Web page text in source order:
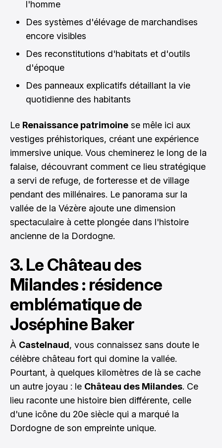
l'homme
Des systèmes d'élévage de marchandises
encore visibles
Des reconstitutions d'habitats et d'outils
d'époque
Des panneaux explicatifs détaillant la vie
quotidienne des habitants
Le Renaissance patrimoine se mêle ici aux
vestiges préhistoriques, créant une expérience
immersive unique. Vous cheminerez le long de la
falaise, découvrant comment ce lieu stratégique
a servi de refuge, de forteresse et de village
pendant des millénaires. Le panorama sur la
vallée de la Vézère ajoute une dimension
spectaculaire à cette plongée dans l'histoire
ancienne de la Dordogne.
3. Le Château des
Milandes : résidence
emblématique de
Joséphine Baker
À Castelnaud, vous connaissez sans doute le
célèbre château fort qui domine la vallée.
Pourtant, à quelques kilomètres de là se cache
un autre joyau : le Château des Milandes. Ce
lieu raconte une histoire bien différente, celle
d'une icône du 20e siècle qui a marqué la
Dordogne de son empreinte unique.